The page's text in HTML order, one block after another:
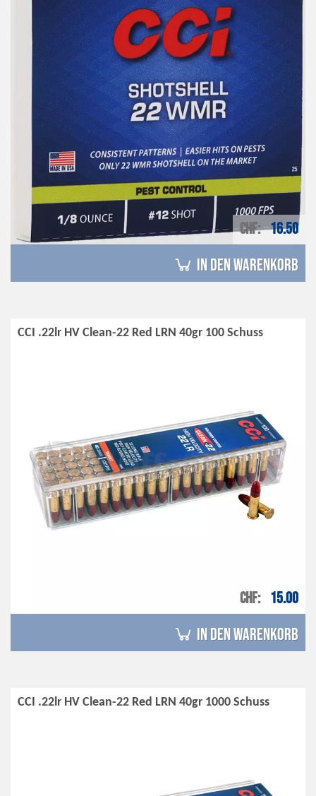
CHF 16.50
in den Warenkorb
CCI .22lr HV Clean-22 Red LRN 40gr 100 Schuss
CHF 15.00
in den Warenkorb
CCI .22lr HV Clean-22 Red LRN 40gr 1000 Schuss